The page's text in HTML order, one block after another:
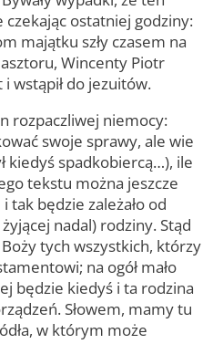
czekając ostatniej godziny:
majątku szły czasem na
Wincenty Piotr
i wstąpił do jezuitów.
rozpaczliwej niemocy:
swoje sprawy, ale wie
kiedyś spadkobiercą…), ile
tekstu można jeszcze
tak będzie zależało od
nadal) rodziny. Stąd
tych wszystkich, którzy
na ogół mało
będzie kiedyś i ta rodzina
Słowem, mamy tu
w którym może